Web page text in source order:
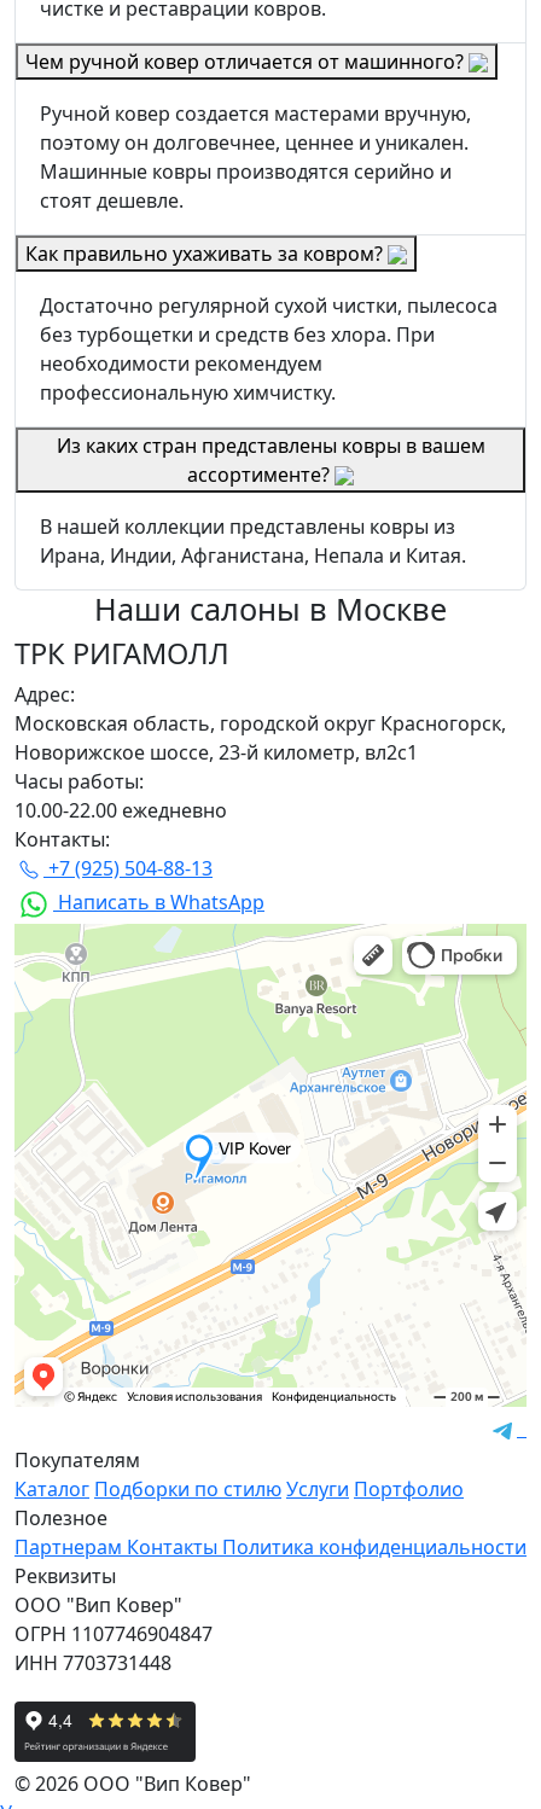
чистке и реставрации ковров.
Чем ручной ковер отличается от машинного?
Ручной ковер создается мастерами вручную,
поэтому он долговечнее, ценнее и уникален.
Машинные ковры производятся серийно и
стоят дешевле.
Как правильно ухаживать за ковром?
Достаточно регулярной сухой чистки, пылесоса
без турбощетки и средств без хлора. При
необходимости рекомендуем
профессиональную химчистку.
Из каких стран представлены ковры в вашем
ассортименте?
В нашей коллекции представлены ковры из
Ирана, Индии, Афганистана, Непала и Китая.
Наши салоны в Москве
ТРК РИГАМОЛЛ
Адрес:
Московская область, городской округ Красногорск,
Новорижское шоссе, 23-й километр, вл2с1
Часы работы:
10.00-22.00 ежедневно
Контакты:
+7 (925) 504-88-13
Написать в WhatsApp
Покупателям
Каталог Подборки по стилюУслуги Портфолио
Полезное
Партнерам Контакты Политика конфиденциальности
Реквизиты
ООО "Вип Ковер"
ОГРН 1107746904847
ИНН 7703731448
© 2026 ООО "Вип Ковер"